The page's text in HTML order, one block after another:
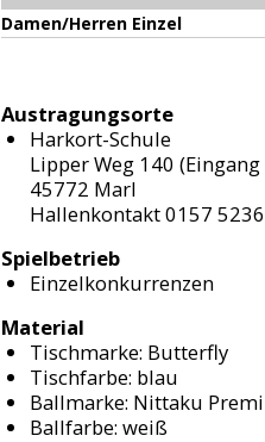
Damen/Herren Einzel
Austragungsorte
Harkort-Schule
Lipper Weg 140
45772 Marl
Hallenkontakt 0157
Spielbetrieb
Einzelkonkurrenzen
Material
Tischmarke: Butterfly
Tischfarbe: blau
Ballmarke: Nittaku
Ballfarbe: weiß